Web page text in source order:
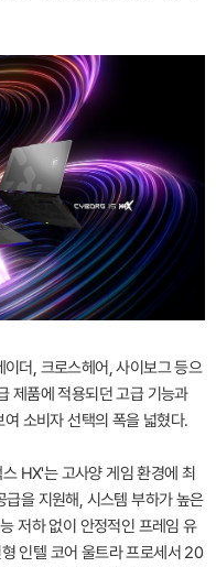
더, 크로스헤어, 사이보그 등으
제품에 적용되던 고급 기능과
소비자 선택의 폭을 넓혔다.
HX'는 고사양 게임 환경에 최
을 지원해, 시스템 부하가 높은
저하 없이 안정적인 프레임 유
인텔 코어 울트라 프로세서 20